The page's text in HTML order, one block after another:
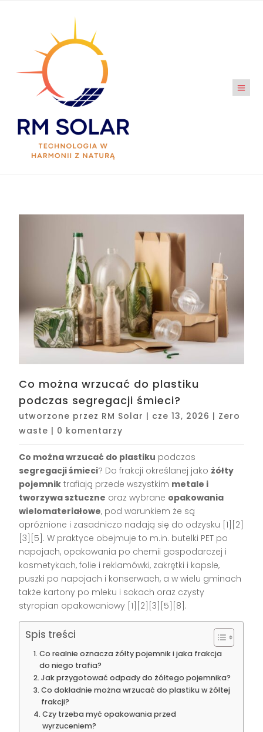
Co można wrzucać do plastiku
podczas segregacji śmieci?
utworzone przez RM Solar | cze 13, 2026 | Zero
waste | 0 komentarzy
Co można wrzucać do plastiku podczas
segregacji śmieci? Do frakcji określanej jako żółty
pojemnik trafiają przede wszystkim metale i
tworzywa sztuczne oraz wybrane opakowania
wielomateriałowe, pod warunkiem że są
opróżnione i zasadniczo nadają się do odzysku [1][2]
[3][5]. W praktyce obejmuje to m.in. butelki PET po
napojach, opakowania po chemii gospodarczej i
kosmetykach, folie i reklamówki, zakrętki i kapsle,
puszki po napojach i konserwach, a w wielu gminach
także kartony po mleku i sokach oraz czysty
styropian opakowaniowy [1][2][3][5][8].
Spis treści
Co realnie oznacza żółty pojemnik i jaka frakcja
do niego trafia?
Jak przygotować odpady do żółtego pojemnika?
Co dokładnie można wrzucać do plastiku w żółtej
frakcji?
Czy trzeba myć opakowania przed
wyrzuceniem?